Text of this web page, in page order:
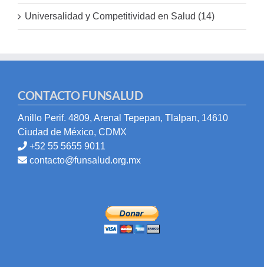
Universalidad y Competitividad en Salud (14)
CONTACTO FUNSALUD
Anillo Perif. 4809, Arenal Tepepan, Tlalpan, 14610
Ciudad de México, CDMX
+52 55 5655 9011
contacto@funsalud.org.mx